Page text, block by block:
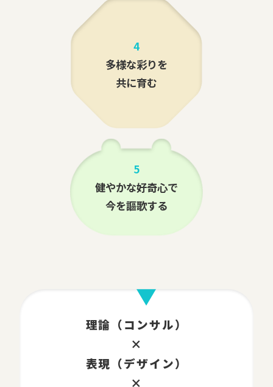
4
多様な彩りを
共に育む
5
健やかな好奇心で
今を謳歌する
理論（コンサル）
×
表現（デザイン）
×